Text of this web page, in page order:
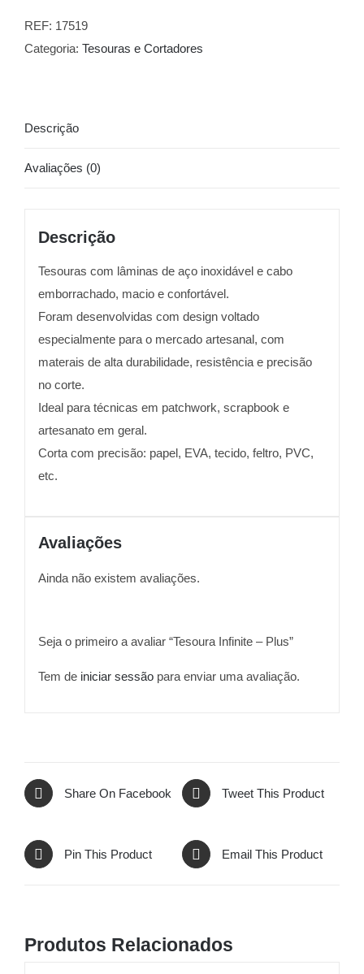
REF: 17519
Categoria: Tesouras e Cortadores
Descrição
Avaliações (0)
Descrição
Tesouras com lâminas de aço inoxidável e cabo
emborrachado, macio e confortável.
Foram desenvolvidas com design voltado
especialmente para o mercado artesanal, com
materais de alta durabilidade, resistência e precisão
no corte.
Ideal para técnicas em patchwork, scrapbook e
artesanato em geral.
Corta com precisão: papel, EVA, tecido, feltro, PVC,
etc.
Avaliações
Ainda não existem avaliações.
Seja o primeiro a avaliar “Tesoura Infinite – Plus”
Tem de iniciar sessãopara enviar uma avaliação.
Share On Facebook Tweet This Product
Pin This Product Email This Product
Produtos Relacionados